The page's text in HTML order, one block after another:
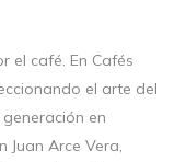
el café. En Cafés
el arte del
en
Juan Arce Vera,